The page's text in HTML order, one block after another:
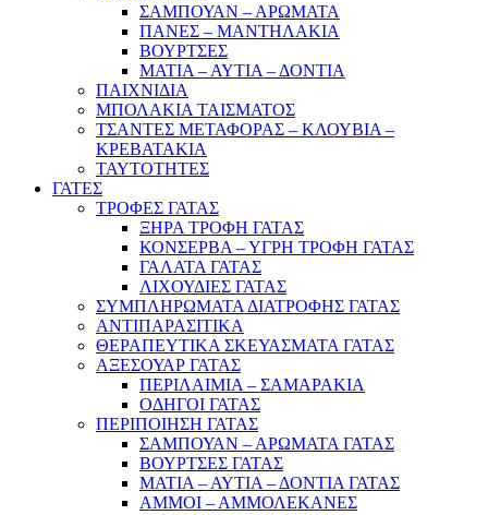
ΣΑΜΠΟΥΑΝ – ΑΡΩΜΑΤΑ
ΠΑΝΕΣ – ΜΑΝΤΗΛΑΚΙΑ
ΒΟΥΡΤΣΕΣ
ΜΑΤΙΑ – ΑΥΤΙΑ – ΔΟΝΤΙΑ
ΠΑΙΧΝΙΔΙΑ
ΜΠΟΛΑΚΙΑ ΤΑΙΣΜΑΤΟΣ
ΤΣΑΝΤΕΣ ΜΕΤΑΦΟΡΑΣ – ΚΛΟΥΒΙΑ –
ΚΡΕΒΑΤΑΚΙΑ
ΤΑΥΤΟΤΗΤΕΣ
ΓΑΤΕΣ
ΤΡΟΦΕΣ ΓΑΤΑΣ
ΞΗΡΑ ΤΡΟΦΗ ΓΑΤΑΣ
ΚΟΝΣΕΡΒΑ – ΥΓΡΗ ΤΡΟΦΗ ΓΑΤΑΣ
ΓΑΛΑΤΑ ΓΑΤΑΣ
ΛΙΧΟΥΔΙΕΣ ΓΑΤΑΣ
ΣΥΜΠΛΗΡΩΜΑΤΑ ΔΙΑΤΡΟΦΗΣ ΓΑΤΑΣ
ΑΝΤΙΠΑΡΑΣΙΤΙΚΑ
ΘΕΡΑΠΕΥΤΙΚΑ ΣΚΕΥΑΣΜΑΤΑ ΓΑΤΑΣ
ΑΞΕΣΟΥΑΡ ΓΑΤΑΣ
ΠΕΡΙΛΑΙΜΙΑ – ΣΑΜΑΡΑΚΙΑ
ΟΔΗΓΟΙ ΓΑΤΑΣ
ΠΕΡΙΠΟΙΗΣΗ ΓΑΤΑΣ
ΣΑΜΠΟΥΑΝ – ΑΡΩΜΑΤΑ ΓΑΤΑΣ
ΒΟΥΡΤΣΕΣ ΓΑΤΑΣ
ΜΑΤΙΑ – ΑΥΤΙΑ – ΔΟΝΤΙΑ ΓΑΤΑΣ
ΑΜΜΟΙ – ΑΜΜΟΛΕΚΑΝΕΣ